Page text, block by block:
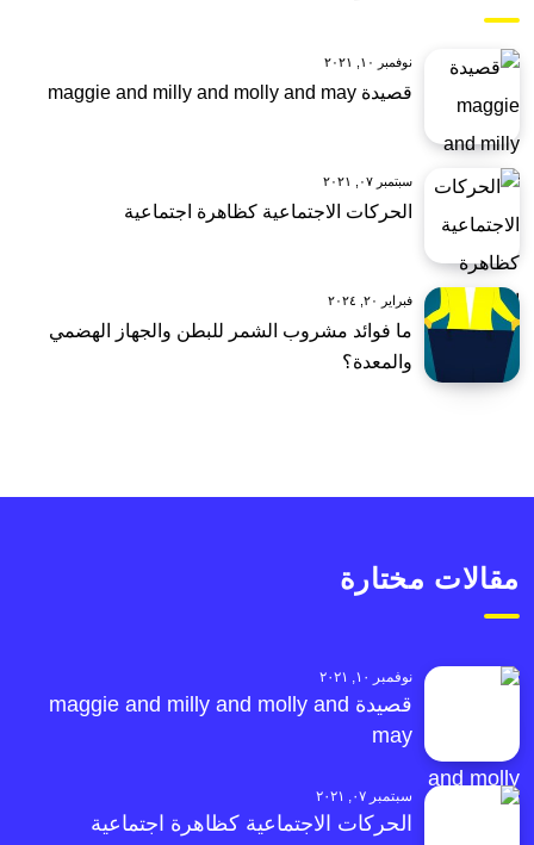
نوفمبر ١٠, ٢٠٢١
قصيدة maggie and milly and molly and may
سبتمبر ٠٧, ٢٠٢١
الحركات الاجتماعية كظاهرة اجتماعية
فبراير ٢٠, ٢٠٢٤
ما فوائد مشروب الشمر للبطن والجهاز الهضمي
والمعدة؟
مقالات مختارة
نوفمبر ١٠, ٢٠٢١
قصيدة maggie and milly and molly and
may
سبتمبر ٠٧, ٢٠٢١
الحركات الاجتماعية كظاهرة اجتماعية